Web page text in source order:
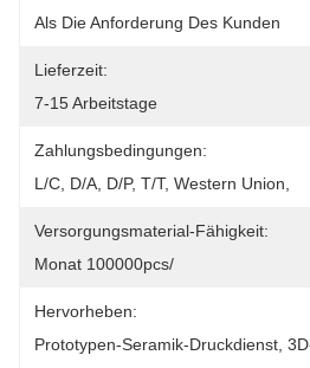
Als Die Anforderung Des Kunden
Lieferzeit:
7-15 Arbeitstage
Zahlungsbedingungen:
L/C, D/A, D/P, T/T, Western Union,
Versorgungsmaterial-Fähigkeit:
Monat 100000pcs/
Hervorheben:
Prototypen-Seramik-Druckdienst